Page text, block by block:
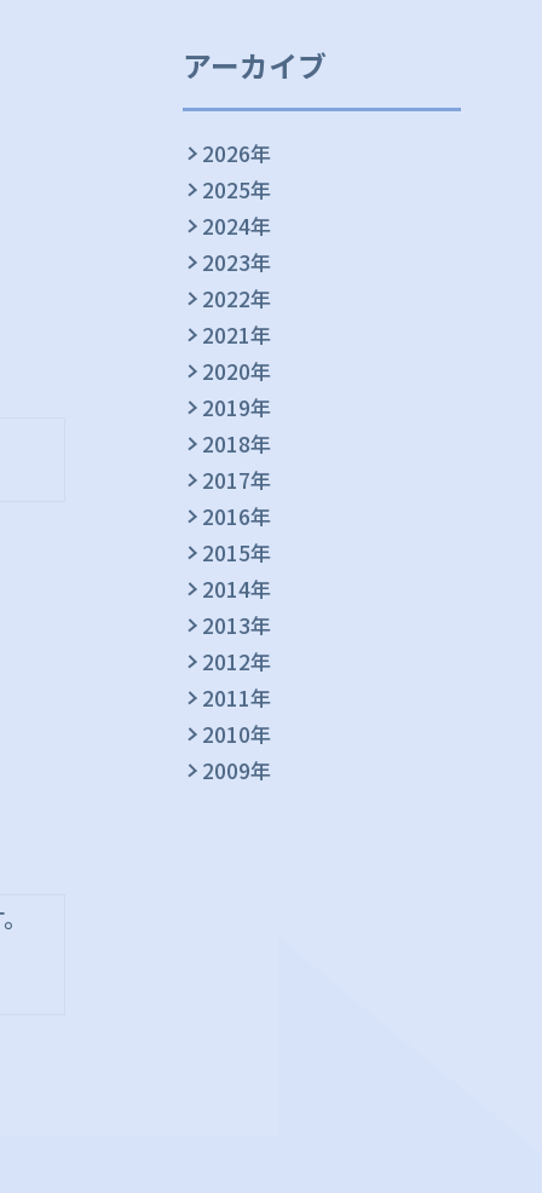
アーカイブ
2026年
2025年
2024年
2023年
2022年
2021年
2020年
2019年
2018年
2017年
2016年
2015年
2014年
2013年
2012年
2011年
2010年
2009年